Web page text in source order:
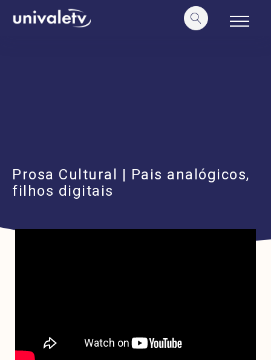
conteúdo
Prosa Cultural | Pais analógicos,
filhos digitais